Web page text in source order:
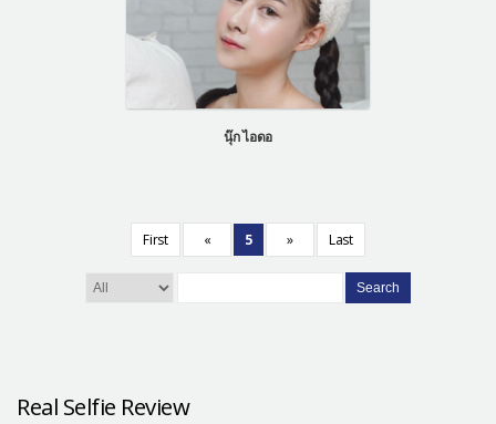
นุ๊ก ไอดอ
First « 5 » Last
Search
Real Selfie Review